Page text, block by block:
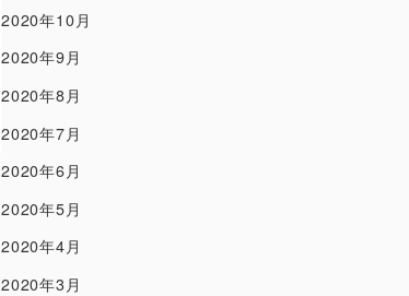
2020年10月
2020年9月
2020年8月
2020年7月
2020年6月
2020年5月
2020年4月
2020年3月